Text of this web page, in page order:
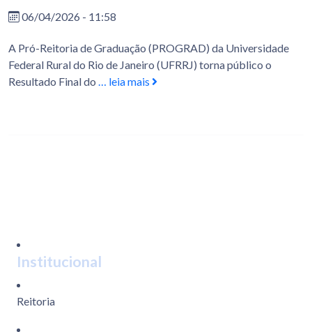
06/04/2026 - 11:58
A Pró-Reitoria de Graduação (PROGRAD) da Universidade
Federal Rural do Rio de Janeiro (UFRRJ) torna público o
Resultado Final do … leia mais
Institucional
Reitoria